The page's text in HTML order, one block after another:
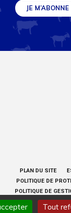
PLAN DU SITE
POLITIQUE DE
POLITIQUE DE
Tout